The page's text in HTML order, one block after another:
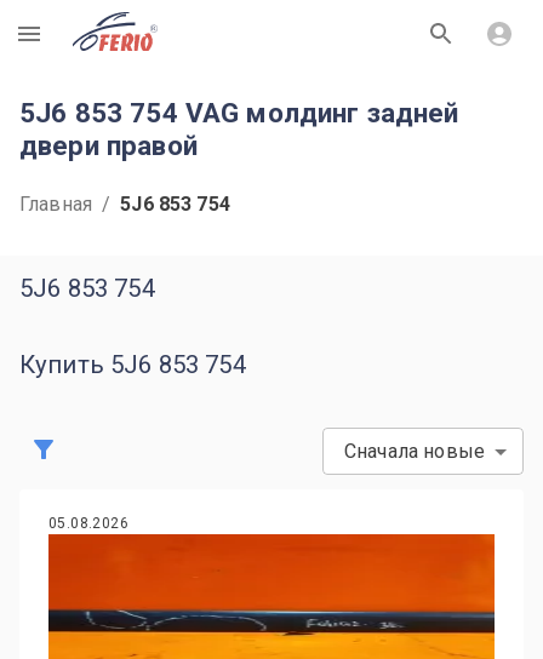
R
5J6 853 754 VAG молдинг задней
двери правой
Главная / 5J6 853 754
5J6 853 754
Купить 5J6 853 754
Сначала новые
05.08.2026